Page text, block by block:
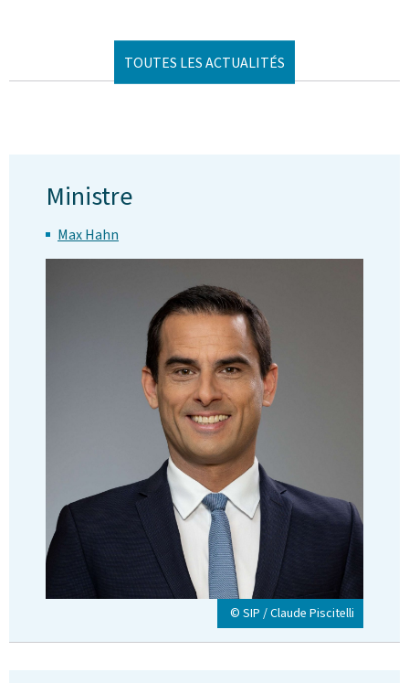
TOUTES LES ACTUALITÉS
Ministre
Max Hahn
© SIP / Claude Piscitelli